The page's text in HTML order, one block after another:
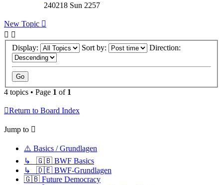
240218 Sun 2257
New Topic
Display: Sort by: Direction:
4 topics • Page 1 of 1
Return to Board Index
Jump to
⚠️ Basics / Grundlagen
↳ 🇬🇧 BWF Basics
↳ 🇩🇪 BWF-Grundlagen
🇬🇧 Future Democracy